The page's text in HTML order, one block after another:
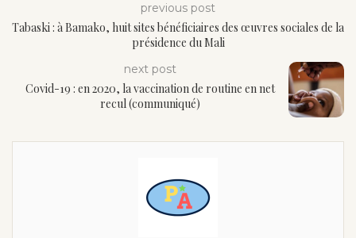
previous post
Tabaski : à Bamako, huit sites bénéficiaires des œuvres sociales de la
présidence du Mali
next post
Covid-19 : en 2020, la vaccination de routine en net
recul (communiqué)